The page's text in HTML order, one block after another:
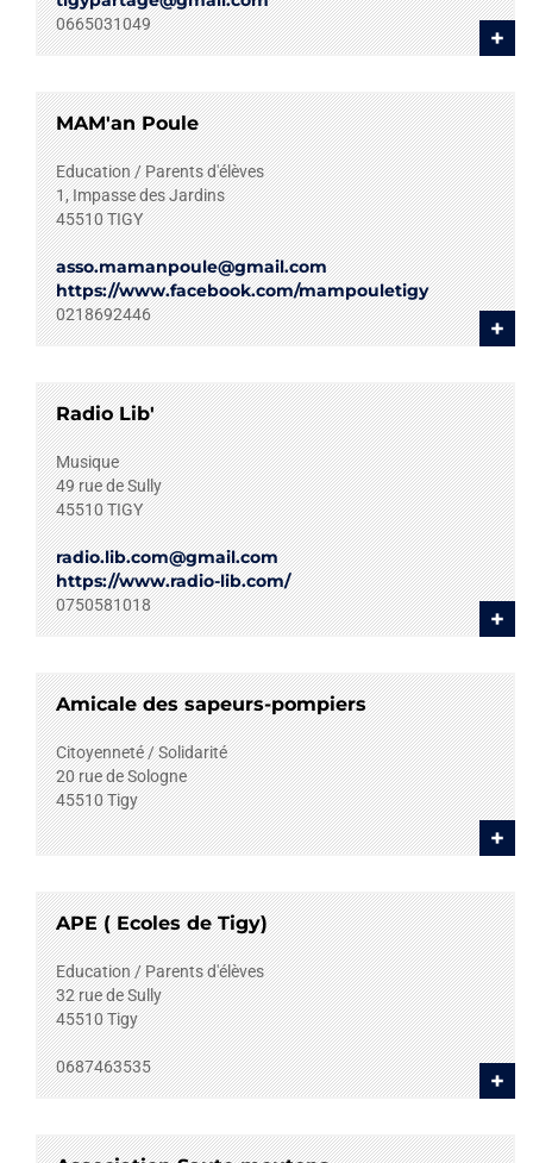
0665031049 +
MAM'an Poule
Education / Parents d'élèves
1, Impasse des Jardins
45510TIGY
asso.mamanpoule@gmail.com
https://www.facebook.com/mampouletigy
0218692446 +
Radio Lib'
Musique
49 rue de Sully
45510TIGY
radio.lib.com@gmail.com
https://www.radio-lib.com/
0750581018 +
Amicale des sapeurs-pompiers
Citoyenneté / Solidarité
20 rue de Sologne
45510Tigy
+
APE ( Ecoles de Tigy)
Education / Parents d'élèves
32 rue de Sully
45510Tigy
0687463535 +